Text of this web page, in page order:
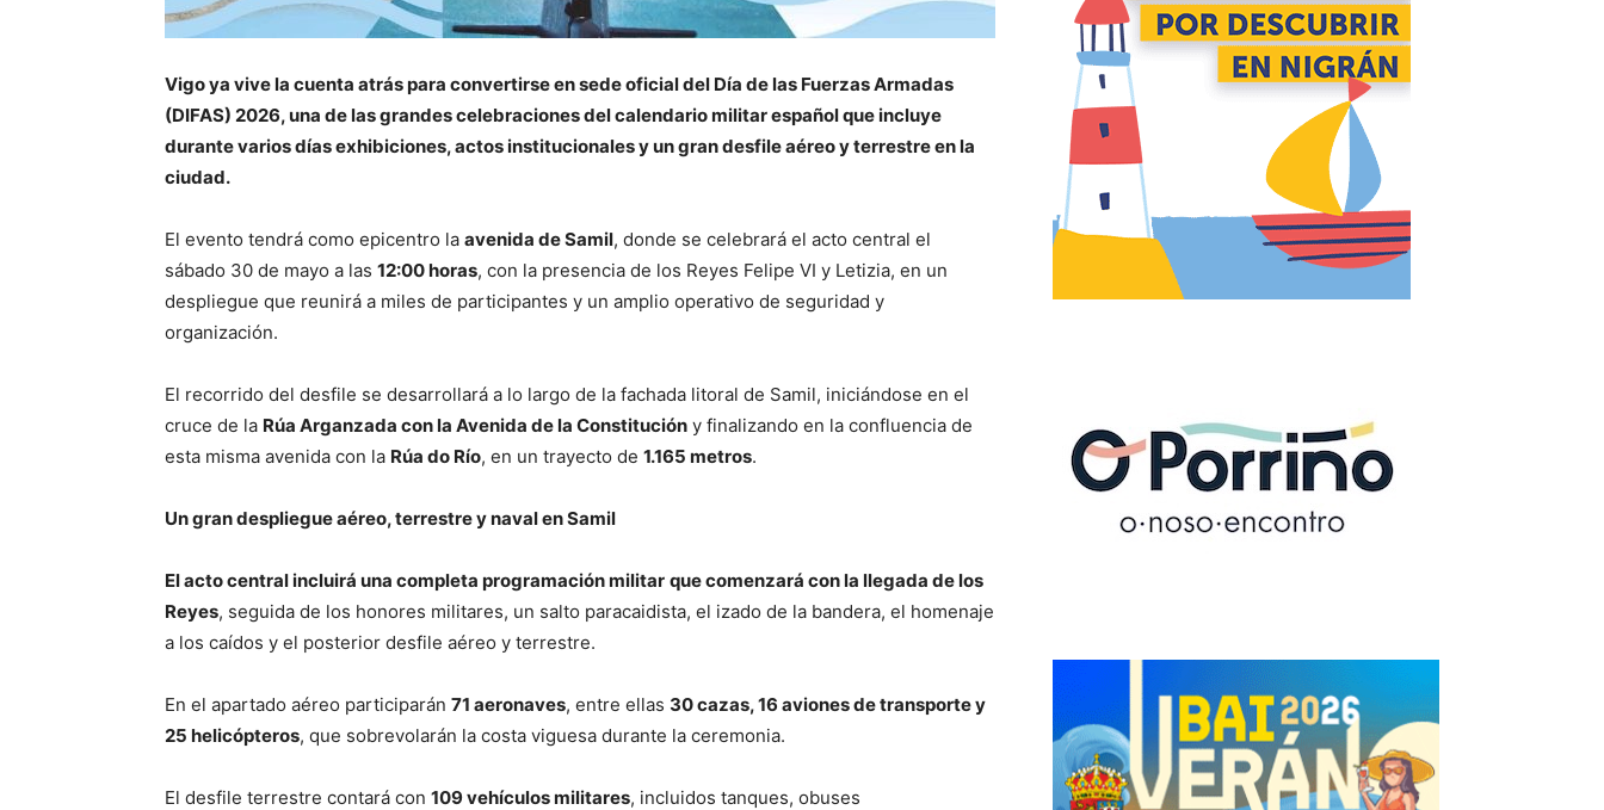
Vigo ya vive la cuenta atrás para convertirse en sede oficial del Día de las Fuerzas Armadas
(DIFAS) 2026, una de las grandes celebraciones del calendario militar español que incluye
durante varios días exhibiciones, actos institucionales y un gran desfile aéreo y terrestre en la
ciudad.
El evento tendrá como epicentro la avenida de Samil, donde se celebrará el acto central el
sábado 30 de mayo a las 12:00 horas, con la presencia de los Reyes Felipe VI y Letizia, en un
despliegue que reunirá a miles de participantes y un amplio operativo de seguridad y
organización.
El recorrido del desfile se desarrollará a lo largo de la fachada litoral de Samil, iniciándose en el
cruce de la Rúa Arganzada con la Avenida de la Constitución y finalizando en la confluencia de
esta misma avenida con la Rúa do Río, en un trayecto de 1.165 metros.
Un gran despliegue aéreo, terrestre y naval en Samil
El acto central incluirá una completa programación militar que comenzará con la llegada de los
Reyes, seguida de los honores militares, un salto paracaidista, el izado de la bandera, el homenaje
a los caídos y el posterior desfile aéreo y terrestre.
En el apartado aéreo participarán 71 aeronaves, entre ellas 30 cazas, 16 aviones de transporte y
25 helicópteros, que sobrevolarán la costa viguesa durante la ceremonia.
El desfile terrestre contará con 109 vehículos militares, incluidos tanques, obuses